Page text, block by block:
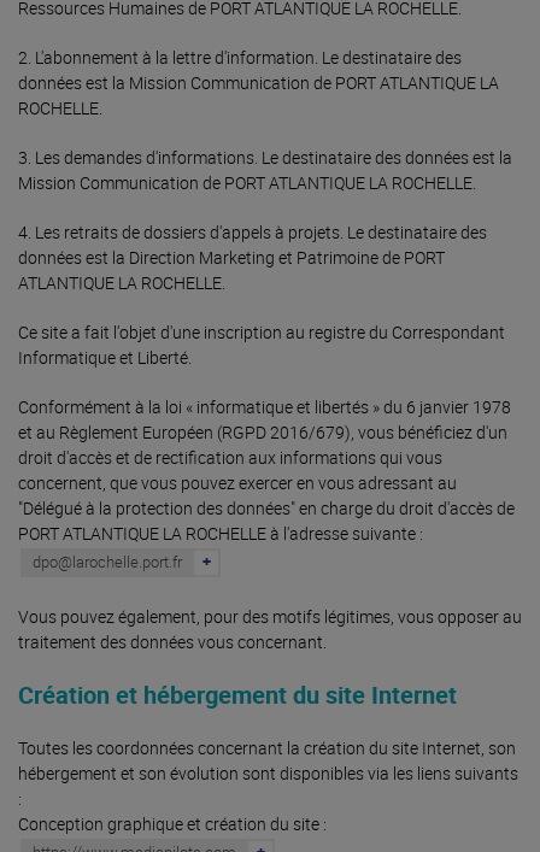
Ressources Humaines de PORT ATLANTIQUE LA ROCHELLE.
2. L'abonnement à la lettre d'information. Le destinataire des
données est la Mission Communication de PORT ATLANTIQUE LA
ROCHELLE.
3. Les demandes d'informations. Le destinataire des données est la
Mission Communication de PORT ATLANTIQUE LA ROCHELLE.
4. Les retraits de dossiers d'appels à projets. Le destinataire des
données est la Direction Marketing et Patrimoine de PORT
ATLANTIQUE LA ROCHELLE.
Ce site a fait l'objet d'une inscription au registre du Correspondant
Informatique et Liberté.
Conformément à la loi « informatique et libertés » du 6 janvier 1978
et au Règlement Européen (RGPD 2016/679), vous bénéficiez d'un
droit d'accès et de rectification aux informations qui vous
concernent, que vous pouvez exercer en vous adressant au
"Délégué à la protection des données" en charge du droit d'accès de
PORT ATLANTIQUE LA ROCHELLE à l'adresse suivante :
dpo@larochelle.port.fr
Vous pouvez également, pour des motifs légitimes, vous opposer au
traitement des données vous concernant.
Création et hébergement du site Internet
Toutes les coordonnées concernant la création du site Internet, son
hébergement et son évolution sont disponibles via les liens suivants
:
Conception graphique et création du site :